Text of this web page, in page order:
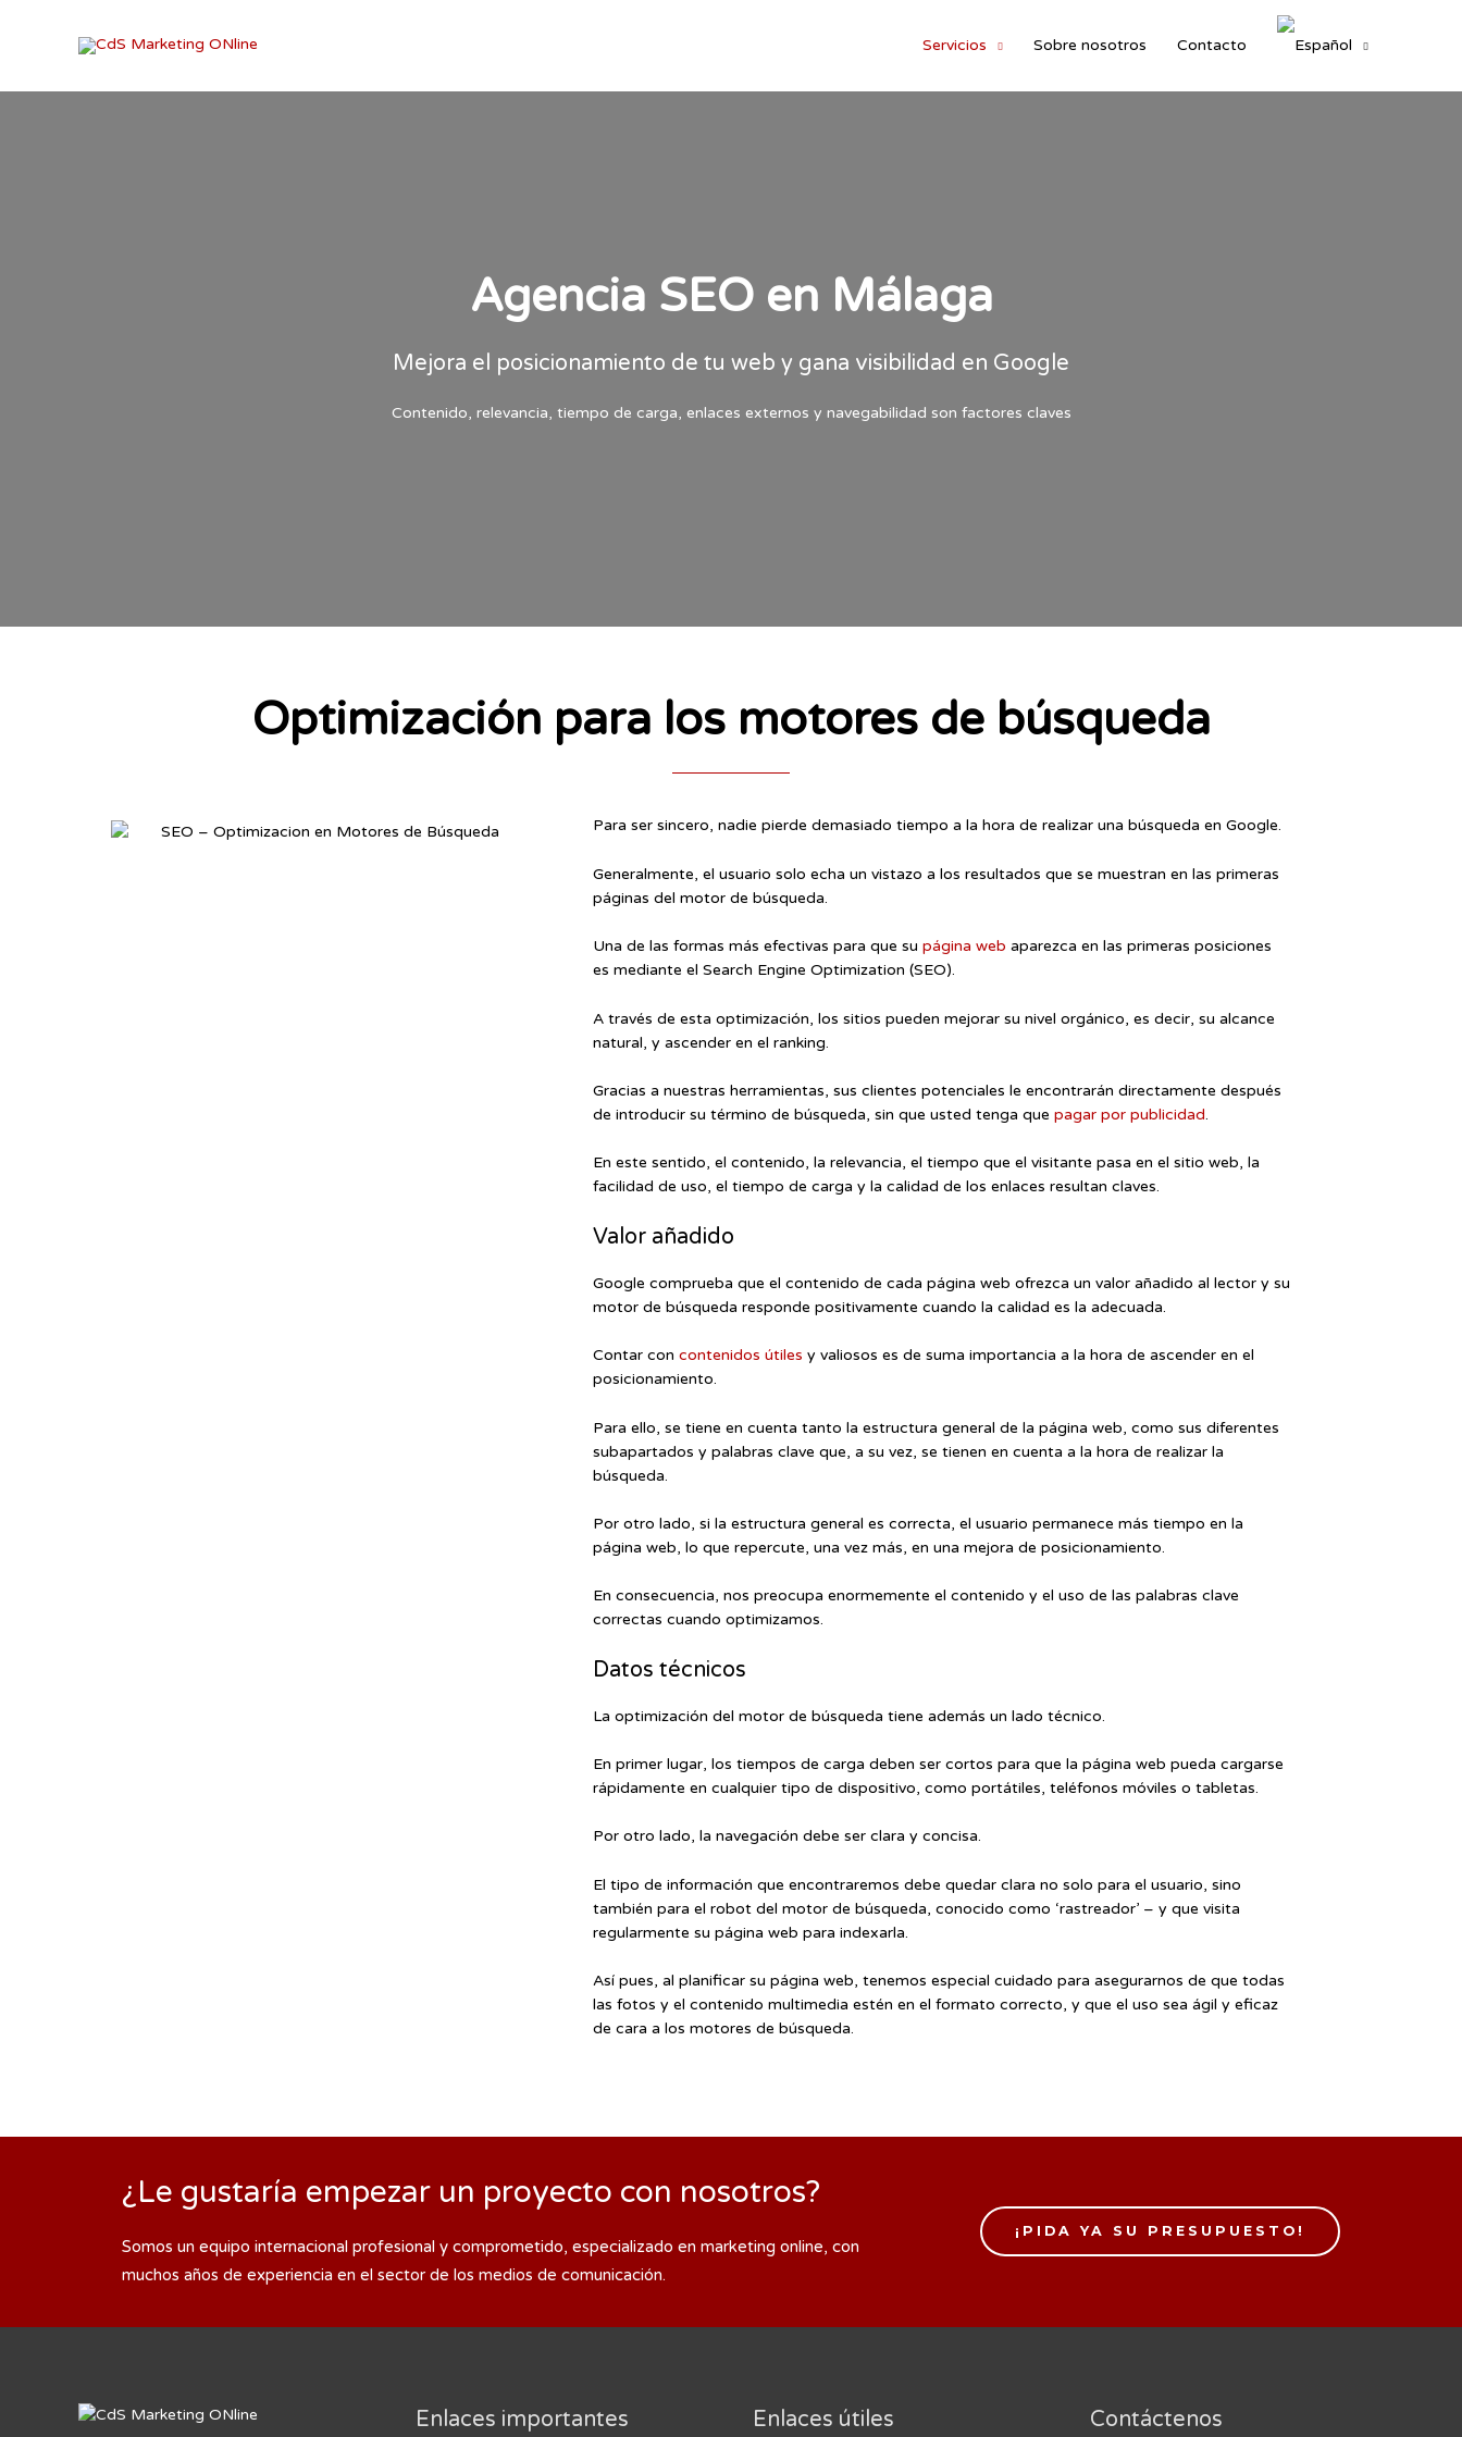
Servicios Sobre nosotros Contacto
Agencia SEO en Málaga
Mejora el posicionamiento de tu web y gana visibilidad en Google
Contenido, relevancia, tiempo de carga, enlaces externos y navegabilidad son factores claves
Optimización para los motores de búsqueda
Para ser sincero, nadie pierde demasiado tiempo a la hora de realizar una búsqueda en Google.
Generalmente, el usuario solo echa un vistazo a los resultados que se muestran en las primeras
páginas del motor de búsqueda.
Una de las formas más efectivas para que su página web aparezca en las primeras posiciones
es mediante el Search Engine Optimization (SEO).
A través de esta optimización, los sitios pueden mejorar su nivel orgánico, es decir, su alcance
natural, y ascender en el ranking.
Gracias a nuestras herramientas, sus clientes potenciales le encontrarán directamente después
de introducir su término de búsqueda, sin que usted tenga que pagar por publicidad.
En este sentido, el contenido, la relevancia, el tiempo que el visitante pasa en el sitio web, la
facilidad de uso, el tiempo de carga y la calidad de los enlaces resultan claves.
Valor añadido
Google comprueba que el contenido de cada página web ofrezca un valor añadido al lector y su
motor de búsqueda responde positivamente cuando la calidad es la adecuada.
Contar con contenidos útiles y valiosos es de suma importancia a la hora de ascender en el
posicionamiento.
Para ello, se tiene en cuenta tanto la estructura general de la página web, como sus diferentes
subapartados y palabras clave que, a su vez, se tienen en cuenta a la hora de realizar la
búsqueda.
Por otro lado, si la estructura general es correcta, el usuario permanece más tiempo en la
página web, lo que repercute, una vez más, en una mejora de posicionamiento.
En consecuencia, nos preocupa enormemente el contenido y el uso de las palabras clave
correctas cuando optimizamos.
Datos técnicos
La optimización del motor de búsqueda tiene además un lado técnico.
En primer lugar, los tiempos de carga deben ser cortos para que la página web pueda cargarse
rápidamente en cualquier tipo de dispositivo, como portátiles, teléfonos móviles o tabletas.
Por otro lado, la navegación debe ser clara y concisa.
El tipo de información que encontraremos debe quedar clara no solo para el usuario, sino
también para el robot del motor de búsqueda, conocido como ‘rastreador’ – y que visita
regularmente su página web para indexarla.
Así pues, al planificar su página web, tenemos especial cuidado para asegurarnos de que todas
las fotos y el contenido multimedia estén en el formato correcto, y que el uso sea ágil y eficaz
de cara a los motores de búsqueda.
¿Le gustaría empezar un proyecto con nosotros?
Somos un equipo internacional profesional y comprometido, especializado en marketing online, con
muchos años de experiencia en el sector de los medios de comunicación.
¡PIDA YA SU PRESUPUESTO!
Enlaces importantes Enlaces útiles Contáctenos